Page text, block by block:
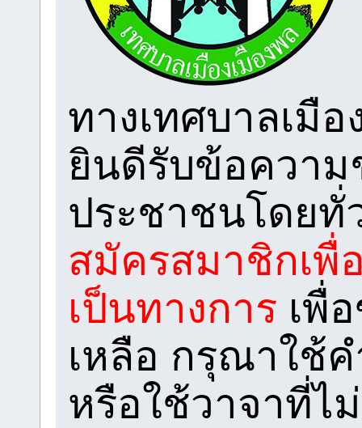
ทางเทศบาลเมื
ยินดีรับข้อความ
ประชาชนโดยทั่
สมัครสมาชิกเพื่
เป็นทางการ เพื่
เหลือ กรุณาใช้
หรือใช้วาจาที่ไ